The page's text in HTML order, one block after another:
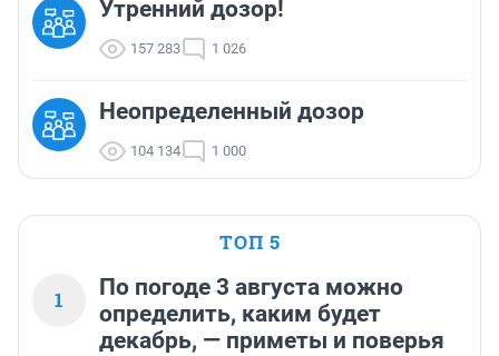
Утренний дозор!
157 283 1 026
Неопределенный дозор
104 134 1 000
ТОП 5
1
По погоде 3 августа можно
определить, каким будет
декабрь, — приметы и поверья